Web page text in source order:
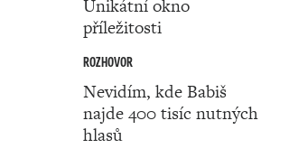
Unikátní okno
příležitosti
ROZHOVOR
Nevidím, kde Babiš
najde 400 tisíc nutných
hlasů